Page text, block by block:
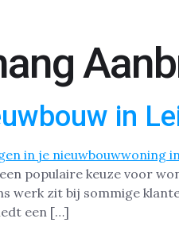
in
populaire keuze voor
werk zit bij sommige
een […]